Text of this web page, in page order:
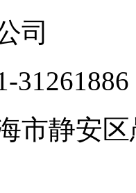
司
31261886
市静安区